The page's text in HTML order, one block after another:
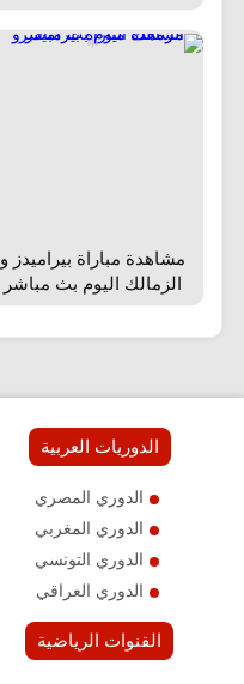
مشاهدة مباراة بيراميدز و
الزمالك اليوم بث مباشر
الدوريات العربية
الدوري المصري
الدوري المغربي
الدوري التونسي
الدوري العراقي
القنوات الرياضية